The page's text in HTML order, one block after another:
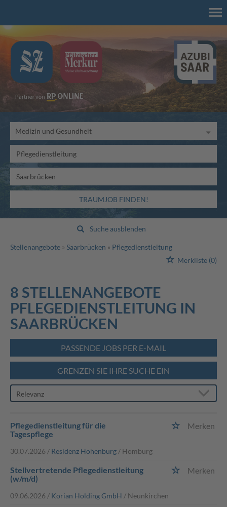
TRAUMJOB FINDEN!
Suche ausblenden
Stellenangebote Saarbrücken
Pflegedienstleitung
Merkliste (0)
8 STELLENANGEBOTE
PFLEGEDIENSTLEITUNG IN
SAARBRÜCKEN
PASSENDE JOBS PER E-MAIL
GRENZEN SIE IHRE SUCHE EIN
Pflegedienstleitung für die
Tagespflege
Merken
30.07.2026 / Residenz Hohenburg / Homburg
Stellvertretende Pflegedienstleitung
(w/m/d)
Merken
09.06.2026 / Korian Holding GmbH / Neunkirchen